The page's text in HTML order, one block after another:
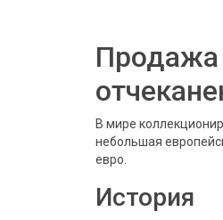
Продажа
В мире
небольшая
евро.
История